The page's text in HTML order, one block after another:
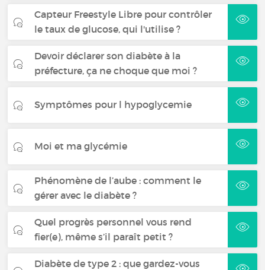
Capteur Freestyle Libre pour contrôler
le taux de glucose, qui l'utilise ?
Devoir déclarer son diabète à la
préfecture, ça ne choque que moi ?
Symptômes pour l hypoglycemie
Moi et ma glycémie
Phénomène de l’aube : comment le
gérer avec le diabète ?
Quel progrès personnel vous rend
fier(e), même s’il paraît petit ?
Diabète de type 2 : que gardez-vous